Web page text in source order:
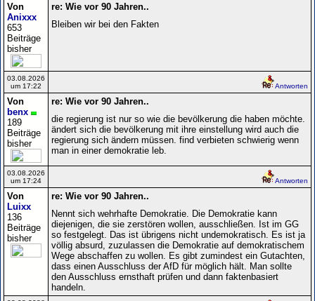
Von
Anixxx
653
Beiträge
bisher
re: Wie vor 90 Jahren..
Bleiben wir bei den Fakten
03.08.2026
um 17:22
Antworten
Von
benx
189
Beiträge
bisher
re: Wie vor 90 Jahren..
die regierung ist nur so wie die bevölkerung die haben möchte.
ändert sich die bevölkerung mit ihre einstellung wird auch die
regierung sich ändern müssen. find verbieten schwierig wenn
man in einer demokratie leb.
03.08.2026
um 17:24
Antworten
Von
Luixx
136
Beiträge
bisher
re: Wie vor 90 Jahren..
Nennt sich wehrhafte Demokratie. Die Demokratie kann
diejenigen, die sie zerstören wollen, ausschließen. Ist im GG
so festgelegt. Das ist übrigens nicht undemokratisch. Es ist ja
völlig absurd, zuzulassen die Demokratie auf demokratischem
Wege abschaffen zu wollen. Es gibt zumindest ein Gutachten,
dass einen Ausschluss der AfD für möglich hält. Man sollte
den Ausschluss ernsthaft prüfen und dann faktenbasiert
handeln.